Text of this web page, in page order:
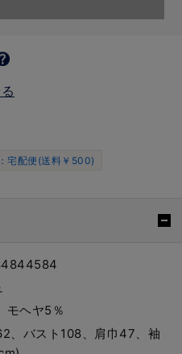
宅配便(送料￥500)
モヘヤ5％
、バスト108、肩巾47、袖